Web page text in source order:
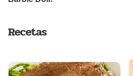
Recetas